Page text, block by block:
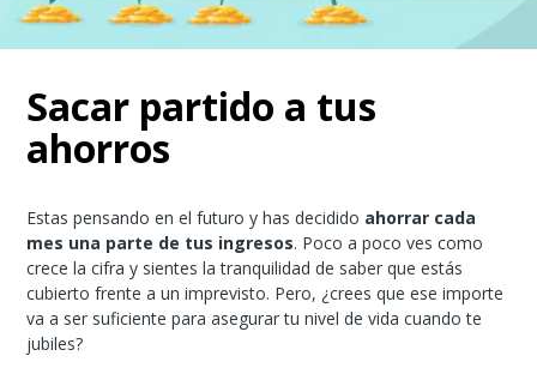
Sacar partido a tus
ahorros
Estas pensando en el futuro y has decidido ahorrar cada
mes una parte de tus ingresos. Poco a poco ves como
crece la cifra y sientes la tranquilidad de saber que estás
cubierto frente a un imprevisto. Pero, ¿crees que ese importe
va a ser suficiente para asegurar tu nivel de vida cuando te
jubiles?